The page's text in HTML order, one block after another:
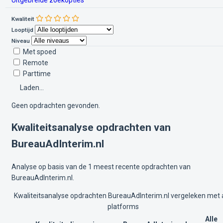
Kwaliteit
Looptijd
Niveau
Met spoed
Remote
Parttime
Laden...
Geen opdrachten gevonden.
Kwaliteitsanalyse opdrachten van
BureauAdInterim.nl
Analyse op basis van de 1 meest recente opdrachten van
BureauAdInterim.nl.
Kwaliteitsanalyse opdrachten BureauAdInterim.nl vergeleken met
platforms
Alle